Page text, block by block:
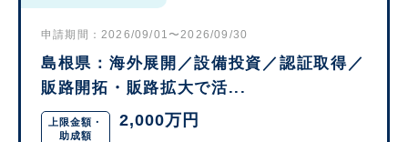
申請期間：2026/09/01〜2026/09/30
島根県：海外展開／設備投資／認証取得／
販路開拓・販路拡大で活...
上限金額・
助成額
2,000万円